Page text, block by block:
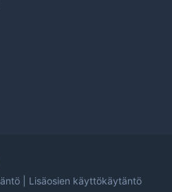
Lisäosien käyttökäytäntö